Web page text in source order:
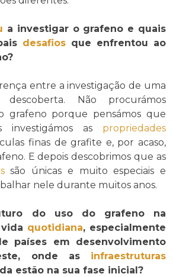
a investigar o grafeno e quais
desafios que enfrentou ao
entre a investigação de uma
Não procurámos
grafeno porque pensámos que
investigámos as propriedades
finas de grafite e, por acaso,
E depois descobrimos que as
são únicas e muito especiais e
nele durante muitos anos.
do uso do grafeno na
quotidiana, especialmente
países em desenvolvimento
onde as infraestruturas
estão na sua fase inicial?